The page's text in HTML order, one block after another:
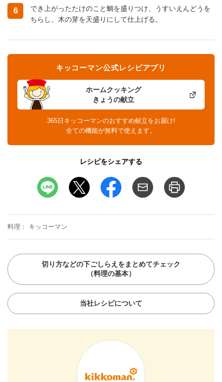
6
でき上がったたけのこと鯛を盛りつけ、うすいえんどうを
ちらし、木の芽を天盛りにして仕上げる。
ホームクッキング
きょうの献立
キッコーマン公式レシピアプリ
365日キッコーマンのおすすめ献立をお届け!
全ての機能が無料で使えます。
レシピをシェアする
料理 キッコーマン
切り方などの下ごしらえをまとめてチェック
（料理の基本）
当社レシピについて